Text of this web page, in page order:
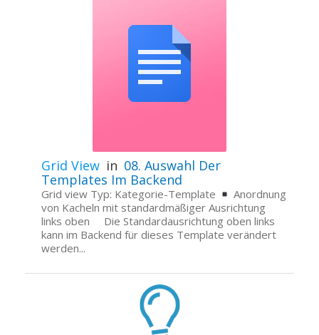
Grid View in 08. Auswahl Der
Templates Im Backend
Grid view Typ: Kategorie-Template
Anordnung
von Kacheln mit standardmäßiger Ausrichtung
links oben Die Standardausrichtung oben links
kann im Backend für dieses Template verändert
werden...